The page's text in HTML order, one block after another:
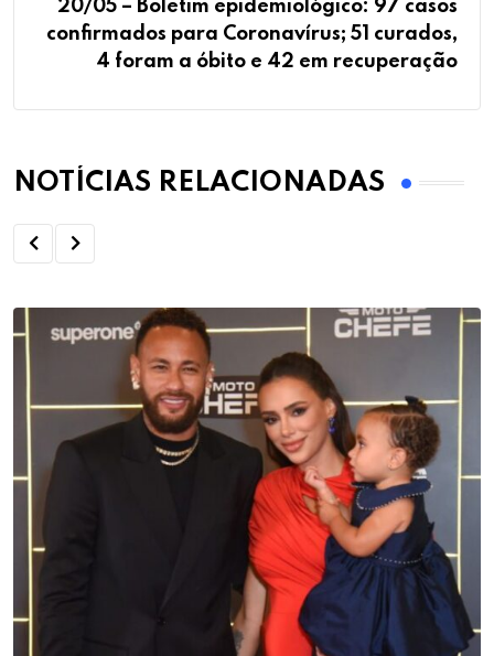
20/05 – Boletim epidemiológico: 97 casos
confirmados para Coronavírus; 51 curados,
4 foram a óbito e 42 em recuperação
NOTÍCIAS RELACIONADAS